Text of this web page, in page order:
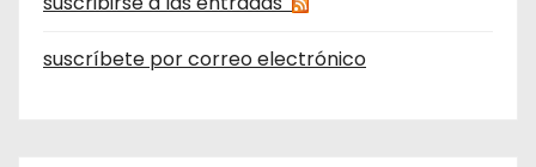
suscríbete por correo electrónico